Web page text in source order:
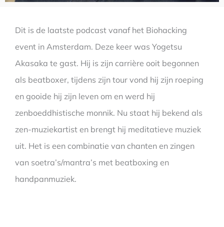
Dit is de laatste podcast vanaf het Biohacking
event in Amsterdam. Deze keer was Yogetsu
Akasaka te gast. Hij is zijn carrière ooit begonnen
als beatboxer, tijdens zijn tour vond hij zijn roeping
en gooide hij zijn leven om en werd hij
zenboeddhistische monnik. Nu staat hij bekend als
zen-muziekartist en brengt hij meditatieve muziek
uit. Het is een combinatie van chanten en zingen
van soetra’s/mantra’s met beatboxing en
handpanmuziek.